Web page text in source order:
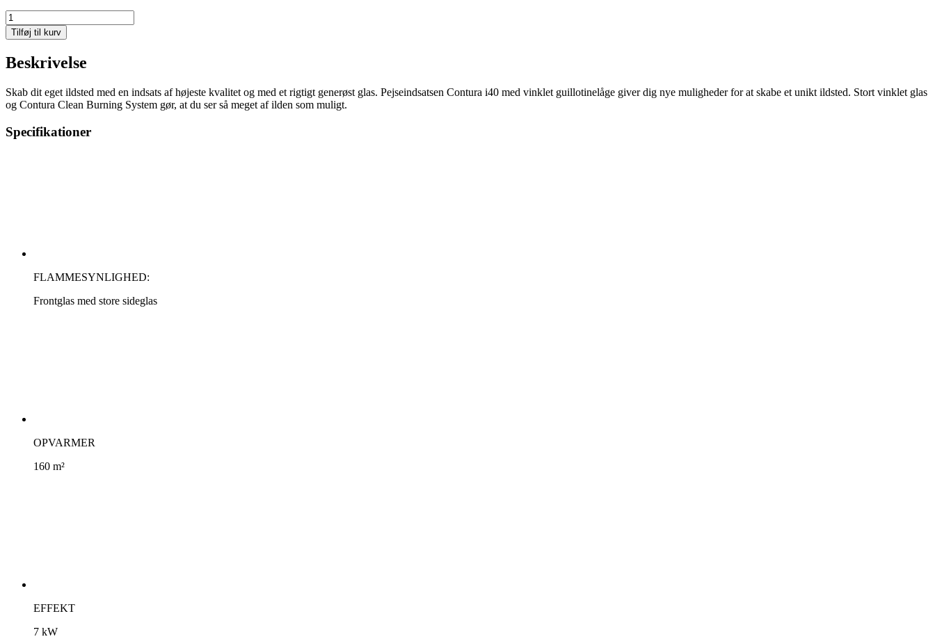
Contura
i40
(højre)
Tilføj til kurv
Beskrivelse
Skab dit eget ildsted med en indsats af højeste kvalitet og med et rigtigt generøst glas. Pejseindsatsen Contura i40 med vinklet guillotinelåge giver dig nye muligheder for at skabe et unikt ildsted. Stort vinklet glas
og Contura Clean Burning System gør, at du ser så meget af ilden som muligt.
Specifikationer
FLAMMESYNLIGHED:
Frontglas med store sideglas
OPVARMER
160 m²
EFFEKT
7 kW